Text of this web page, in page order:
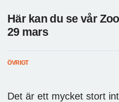
Här kan du se vår
29 mars
ÖVRIGT
Det är ett mycket stort